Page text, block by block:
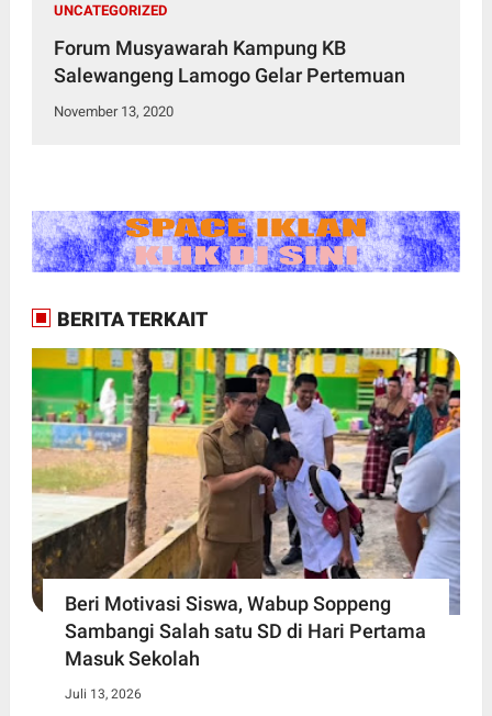
UNCATEGORIZED
Forum Musyawarah Kampung KB
Salewangeng Lamogo Gelar Pertemuan
November 13, 2020
BERITA TERKAIT
Beri Motivasi Siswa, Wabup Soppeng
Sambangi Salah satu SD di Hari Pertama
Masuk Sekolah
Juli 13, 2026